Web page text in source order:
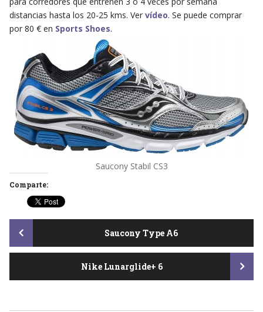
distancias hasta los 20-25 kms. Ver vídeo. Se puede comprar
por 80 € en Sports Shoes.
Saucony Stabil CS3
Comparte:
Post
navigation
Saucony Type A6
Nike Lunarglide+ 6